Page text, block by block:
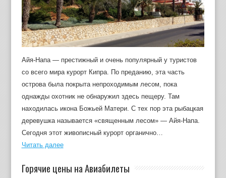
Айя-Напа — престижный и очень популярный у туристов
со всего мира курорт Кипра. По преданию, эта часть
острова была покрыта непроходимым лесом, пока
однажды охотник не обнаружил здесь пещеру. Там
находилась икона Божьей Матери. С тех пор эта рыбацкая
деревушка называется «священным лесом» — Айя-Напа.
Сегодня этот живописный курорт органично…
Читать далее
Горячие цены на Авиабилеты